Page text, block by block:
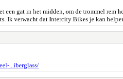
gat in het midden, om de trommel rem
Ik verwacht dat Intercity Bikes je kan
...iberglass/